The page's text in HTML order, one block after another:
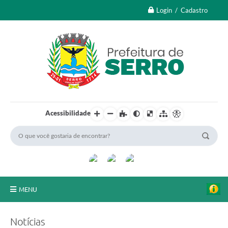
Login / Cadastro
Acessibilidade
MENU
Notícias